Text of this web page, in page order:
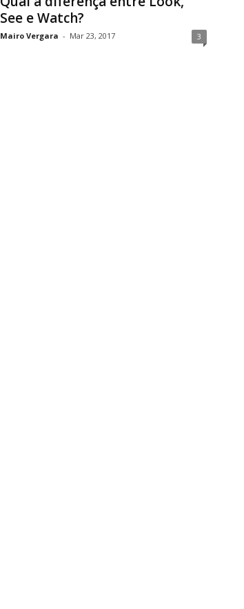
See e Watch?
Mairo Vergara - Mar 23, 2017 3